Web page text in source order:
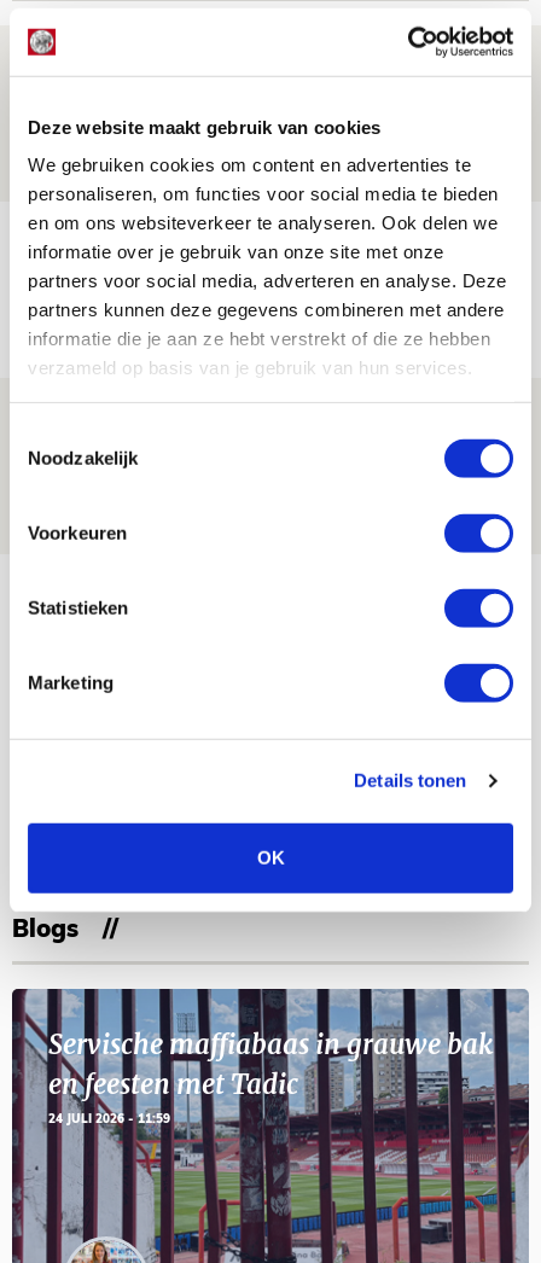
Deze website maakt gebruik van cookies
We gebruiken cookies om content en advertenties te
personaliseren, om functies voor social media te bieden
en om ons websiteverkeer te analyseren. Ook delen we
informatie over je gebruik van onze site met onze
partners voor social media, adverteren en analyse. Deze
partners kunnen deze gegevens combineren met andere
informatie die je aan ze hebt verstrekt of die ze hebben
verzameld op basis van je gebruik van hun services.
Noodzakelijk
Voorkeuren
Statistieken
Marketing
Details tonen
OK
Drie dingen die je moet weten over PEC
08 AUGUSTUS 2026 - 12:32
NIEUWS
Míchels elf: met welke formatie begin
jij aan nieuw eredivisieseizoen?
08 AUGUSTUS 2026 - 11:34
NIEUWS
maakt Abdalla ‘geen reet’ uit
Selectiedag ballenjongens/-meiden
SEP
Blogs
Servische maffiabaas in grauwe bak
en feesten met Tadic
24 JULI 2026 - 11:59